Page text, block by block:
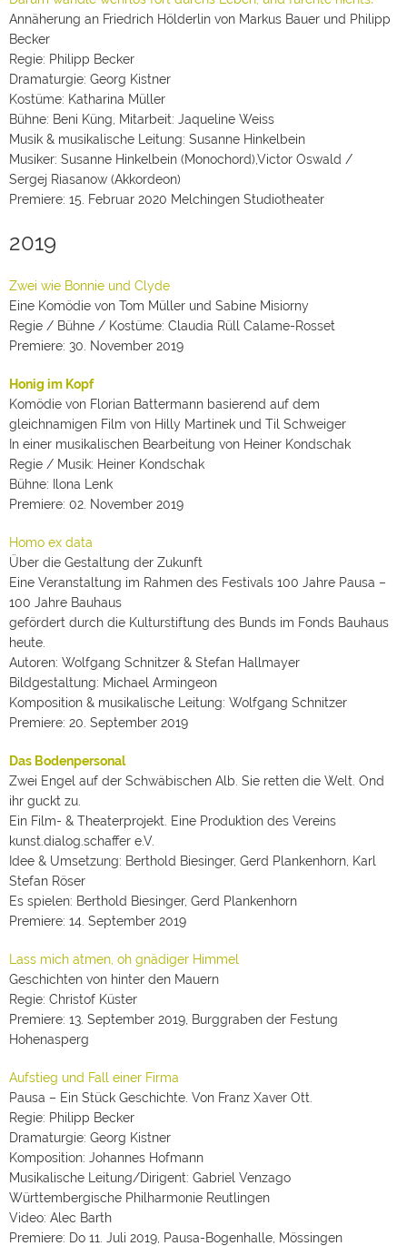
Annäherung an Friedrich Hölderlin von Markus Bauer und Philipp
Becker
Regie: Philipp Becker
Dramaturgie: Georg Kistner
Kostüme: Katharina Müller
Bühne: Beni Küng, Mitarbeit: Jaqueline Weiss
Musik & musikalische Leitung: Susanne Hinkelbein
Musiker: Susanne Hinkelbein (Monochord),Victor Oswald /
Sergej Riasanow (Akkordeon)
Premiere: 15. Februar 2020 Melchingen Studiotheater
2019
Zwei wie Bonnie und Clyde
Eine Komödie von Tom Müller und Sabine Misiorny
Regie / Bühne / Kostüme: Claudia Rüll Calame-Rosset
Premiere: 30. November 2019
Honig im Kopf
Komödie von Florian Battermann basierend auf dem
gleichnamigen Film von Hilly Martinek und Til Schweiger
In einer musikalischen Bearbeitung von Heiner Kondschak
Regie / Musik: Heiner Kondschak
Bühne: Ilona Lenk
Premiere: 02. November 2019
Homo ex data
Über die Gestaltung der Zukunft
Eine Veranstaltung im Rahmen des Festivals 100 Jahre Pausa –
100 Jahre Bauhaus
gefördert durch die Kulturstiftung des Bunds im Fonds Bauhaus
heute.
Autoren: Wolfgang Schnitzer & Stefan Hallmayer
Bildgestaltung: Michael Armingeon
Komposition & musikalische Leitung: Wolfgang Schnitzer
Premiere: 20. September 2019
Das Bodenpersonal
Zwei Engel auf der Schwäbischen Alb. Sie retten die Welt. Ond
ihr guckt zu.
Ein Film- & Theaterprojekt. Eine Produktion des Vereins
kunst.dialog.schaffer e.V.
Idee & Umsetzung: Berthold Biesinger, Gerd Plankenhorn, Karl
Stefan Röser
Es spielen: Berthold Biesinger, Gerd Plankenhorn
Premiere: 14. September 2019
Lass mich atmen, oh gnädiger Himmel
Geschichten von hinter den Mauern
Regie: Christof Küster
Premiere: 13. September 2019, Burggraben der Festung
Hohenasperg
Aufstieg und Fall einer Firma
Pausa – Ein Stück Geschichte. Von Franz Xaver Ott.
Regie: Philipp Becker
Dramaturgie: Georg Kistner
Komposition: Johannes Hofmann
Musikalische Leitung/Dirigent: Gabriel Venzago
Württembergische Philharmonie Reutlingen
Video: Alec Barth
Premiere: Do 11. Juli 2019, Pausa-Bogenhalle, Mössingen